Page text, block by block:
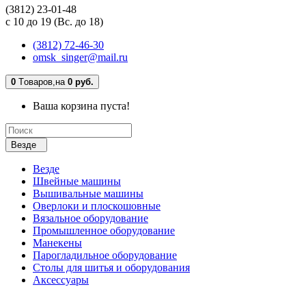
(3812) 23-01-48
с 10 до 19 (Вс. до 18)
(3812) 72-46-30
omsk_singer@mail.ru
0 Tоваров,на 0 руб.
Ваша корзина пуста!
Везде
Везде
Швейные машины
Вышивальные машины
Оверлоки и плоскошовные
Вязальное оборудование
Промышленное оборудование
Манекены
Парогладильное оборудование
Столы для шитья и оборудования
Аксессуары